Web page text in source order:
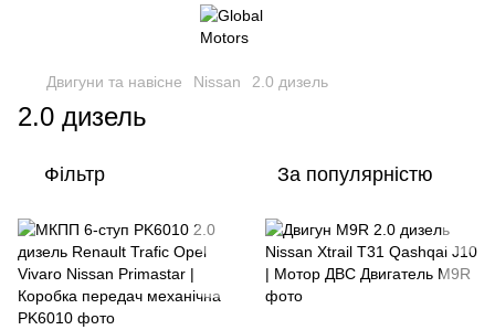
Двигуни та навісне Nissan 2.0 дизель
2.0 дизель
Фільтр За популярністю